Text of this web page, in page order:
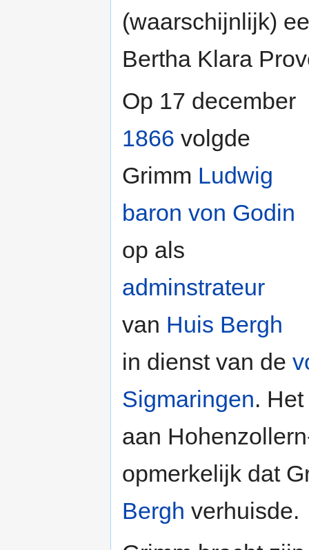
(waarschijnlijk)
Bertha Klara
Op 17 december
1866 volgde
Grimm Ludwig
baron von Godin
op als
adminstrateur
van Huis Bergh
in dienst van de
Sigmaringen.
aan
opmerkelijk dat
Bergh verhuisde.